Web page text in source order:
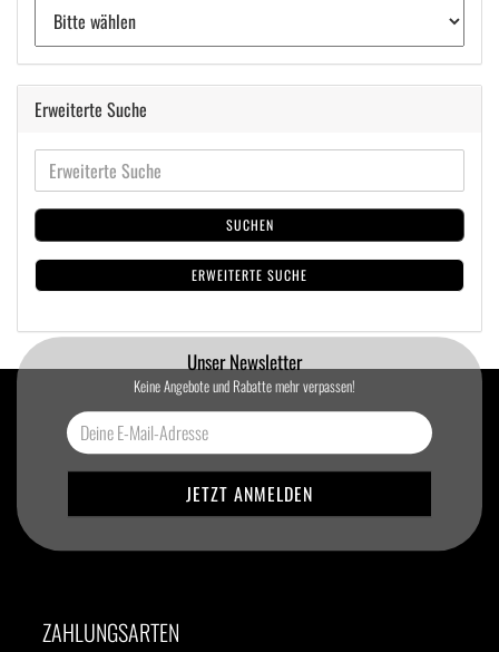
Erweiterte Suche
SUCHEN
ERWEITERTE SUCHE
Unser Newsletter
Keine Angebote und Rabatte mehr verpassen!
ZAHLUNGSARTEN